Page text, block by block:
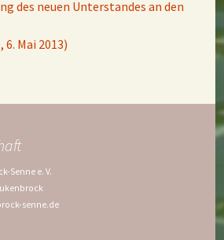
des neuen Unterstandes an den
Mai 2013)
Senne e. V.
senne.de